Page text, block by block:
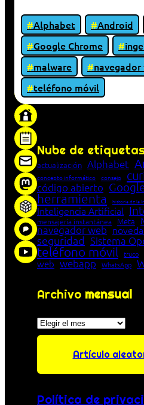
Alphabet Android
Google Chrome
malware
navegador
teléfono móvil
Nube de
actualización Alphabet
concepto informático consejo
código abierto
herramienta historia de la
Inteligencia Artificial
mensajería instantánea Meta
navegador web
seguridad Sistema
teléfono móvil truco
web webapp WhatsApp
Archivo mensual
Archivos
Artículo
Política de